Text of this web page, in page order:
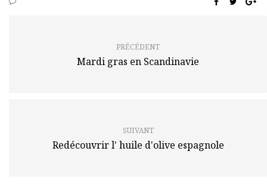
PRÉCÉDENT
Mardi gras en Scandinavie
SUIVANT
Redécouvrir l' huile d'olive espagnole